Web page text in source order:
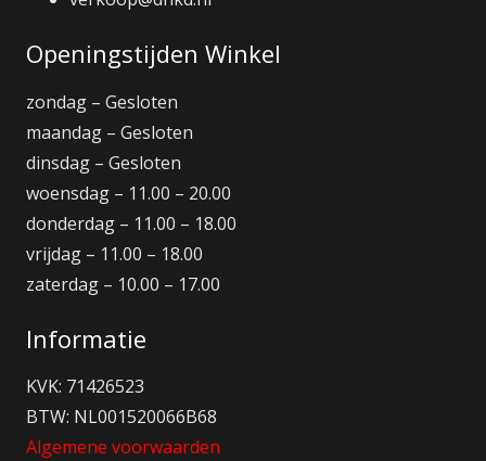
Openingstijden Winkel
zondag – Gesloten
maandag – Gesloten
dinsdag – Gesloten
woensdag – 11.00 – 20.00
donderdag – 11.00 – 18.00
vrijdag – 11.00 – 18.00
zaterdag – 10.00 – 17.00
Informatie
KVK: 71426523
BTW: NL001520066B68
Algemene voorwaarden